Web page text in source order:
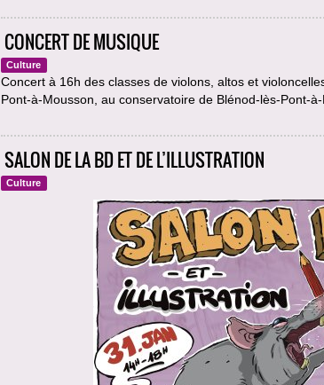
CONCERT DE MUSIQUE
Culture
Concert à 16h des classes de violons, altos et
Pont-à-Mousson, au conservatoire de Blénod-lès-Pont-
SALON DE LA BD ET DE L’ILLUSTRATION
Culture